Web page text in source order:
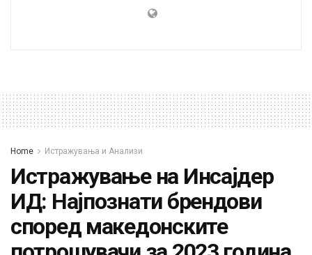
Home Истражувања и Анализи
Истражување на Инсајдер
ИД: Најпознати брендови
според македонските